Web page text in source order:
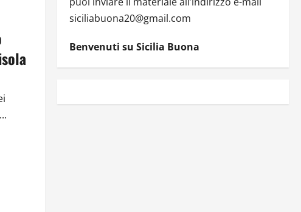
siciliabuona20@gmail.com
Benvenuti su Sicilia Buona